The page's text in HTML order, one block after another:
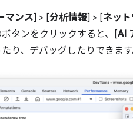
マンス] > [分析情報] > [ネッ
ボタンをクリックすると、[AI
り、デバッグしたりできます